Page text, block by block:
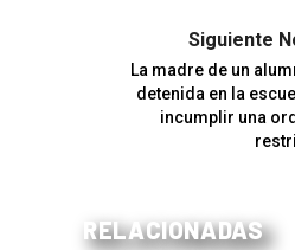
Siguiente
La madre de un
detenida en la
incumplir una
RELACIONADAS